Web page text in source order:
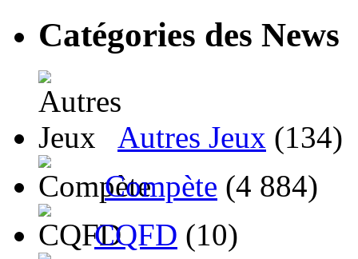
Catégories des News
Autres Jeux (134)
Compète (4 884)
CQFD (10)